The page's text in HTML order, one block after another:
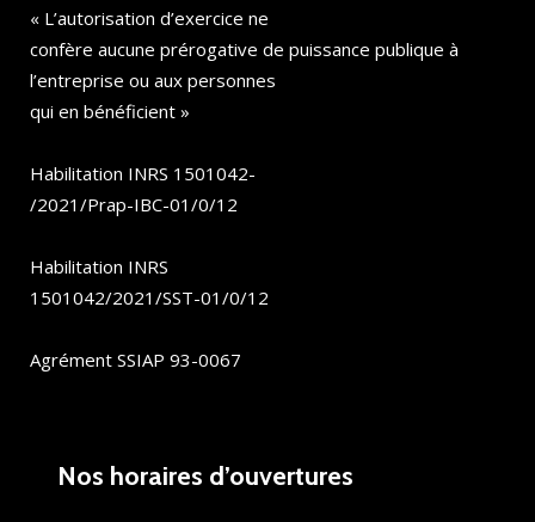
« L’autorisation d’exercice ne
confère aucune prérogative de puissance publique à
l’entreprise ou aux personnes
qui en bénéficient »
Habilitation INRS 1501042-
/2021/Prap-IBC-01/0/12
Habilitation INRS
1501042/2021/SST-01/0/12
Agrément SSIAP 93-0067
Nos horaires d’ouvertures